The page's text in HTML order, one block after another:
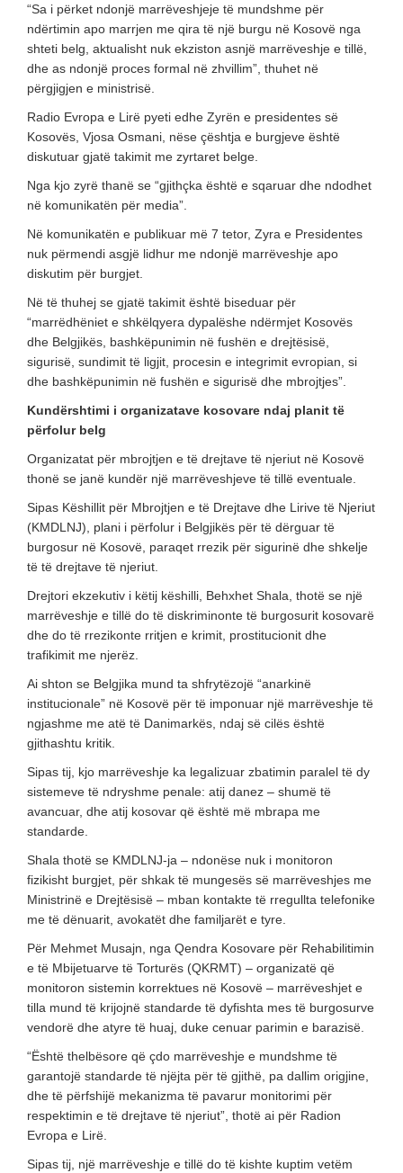
“Sa i përket ndonjë marrëveshjeje të mundshme për
ndërtimin apo marrjen me qira të një burgu në Kosovë nga
shteti belg, aktualisht nuk ekziston asnjë marrëveshje e tillë,
dhe as ndonjë proces formal në zhvillim”, thuhet në
përgjigjen e ministrisë.
Radio Evropa e Lirë pyeti edhe Zyrën e presidentes së
Kosovës, Vjosa Osmani, nëse çështja e burgjeve është
diskutuar gjatë takimit me zyrtaret belge.
Nga kjo zyrë thanë se “gjithçka është e sqaruar dhe ndodhet
në komunikatën për media”.
Në komunikatën e publikuar më 7 tetor, Zyra e Presidentes
nuk përmendi asgjë lidhur me ndonjë marrëveshje apo
diskutim për burgjet.
Në të thuhej se gjatë takimit është biseduar për
“marrëdhëniet e shkëlqyera dypalëshe ndërmjet Kosovës
dhe Belgjikës, bashkëpunimin në fushën e drejtësisë,
sigurisë, sundimit të ligjit, procesin e integrimit evropian, si
dhe bashkëpunimin në fushën e sigurisë dhe mbrojtjes”.
Kundërshtimi i organizatave kosovare ndaj planit të
përfolur belg
Organizatat për mbrojtjen e të drejtave të njeriut në Kosovë
thonë se janë kundër një marrëveshjeve të tillë eventuale.
Sipas Këshillit për Mbrojtjen e të Drejtave dhe Lirive të Njeriut
(KMDLNJ), plani i përfolur i Belgjikës për të dërguar të
burgosur në Kosovë, paraqet rrezik për sigurinë dhe shkelje
të të drejtave të njeriut.
Drejtori ekzekutiv i këtij këshilli, Behxhet Shala, thotë se një
marrëveshje e tillë do të diskriminonte të burgosurit kosovarë
dhe do të rrezikonte rritjen e krimit, prostitucionit dhe
trafikimit me njerëz.
Ai shton se Belgjika mund ta shfrytëzojë “anarkinë
institucionale” në Kosovë për të imponuar një marrëveshje të
ngjashme me atë të Danimarkës, ndaj së cilës është
gjithashtu kritik.
Sipas tij, kjo marrëveshje ka legalizuar zbatimin paralel të dy
sistemeve të ndryshme penale: atij danez – shumë të
avancuar, dhe atij kosovar që është më mbrapa me
standarde.
Shala thotë se KMDLNJ-ja – ndonëse nuk i monitoron
fizikisht burgjet, për shkak të mungesës së marrëveshjes me
Ministrinë e Drejtësisë – mban kontakte të rregullta telefonike
me të dënuarit, avokatët dhe familjarët e tyre.
Për Mehmet Musajn, nga Qendra Kosovare për Rehabilitimin
e të Mbijetuarve të Torturës (QKRMT) – organizatë që
monitoron sistemin korrektues në Kosovë – marrëveshjet e
tilla mund të krijojnë standarde të dyfishta mes të burgosurve
vendorë dhe atyre të huaj, duke cenuar parimin e barazisë.
“Është thelbësore që çdo marrëveshje e mundshme të
garantojë standarde të njëjta për të gjithë, pa dallim origjine,
dhe të përfshijë mekanizma të pavarur monitorimi për
respektimin e të drejtave të njeriut”, thotë ai për Radion
Evropa e Lirë.
Sipas tij, një marrëveshje e tillë do të kishte kuptim vetëm